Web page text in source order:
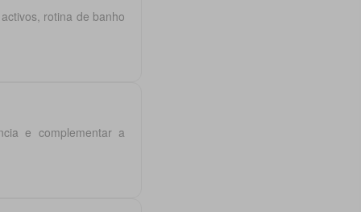
rotina de banho
e complementar a